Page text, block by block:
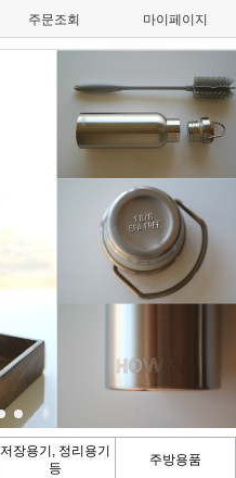
주문조회 마이페이지
저장용기, 정리용기
등
주방용품